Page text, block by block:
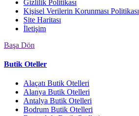
Gizlilik Politikası
Kişisel Verilerin Korunması Politikası
Site Haritası
İletişim
Başa Dön
Butik Oteller
Alaçatı Butik Otelleri
Alanya Butik Otelleri
Antalya Butik Otelleri
Bodrum Butik Otelleri